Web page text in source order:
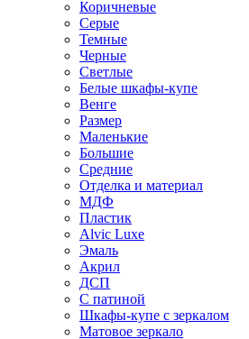
Коричневые
Серые
Темные
Черные
Светлые
Белые шкафы-купе
Венге
Размер
Маленькие
Большие
Средние
Отделка и материал
МДФ
Пластик
Alvic Luxe
Эмаль
Акрил
ДСП
С патиной
Шкафы-купе с зеркалом
Матовое зеркало